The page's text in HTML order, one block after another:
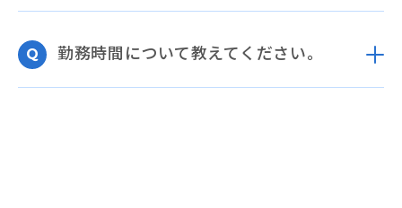
勤務時間について教えてください。